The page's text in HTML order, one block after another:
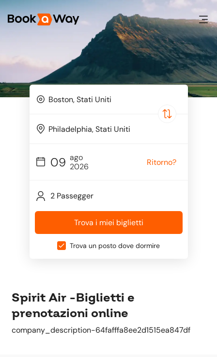
09 ago
2026
Ritorno?
2 Passegger
Trova i miei biglietti
Trova un posto dove dormire
Spirit Air -Biglietti e
prenotazioni online
company_description-64fafffa8ee2d1515ea847df